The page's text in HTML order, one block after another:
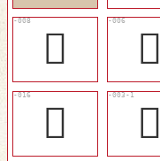
󶉧
𨛄
󶉯
𨜈